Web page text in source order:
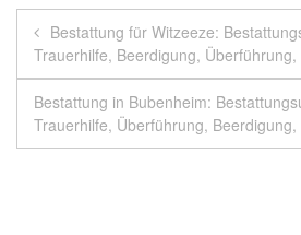
Beitragsnavigation
Bestattung für Witzeeze:
Trauerhilfe, Beerdigung,
Bestattung in Bubenheim:
Trauerhilfe, Überführung,